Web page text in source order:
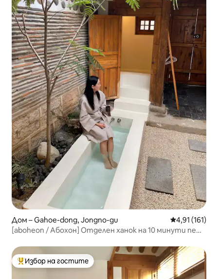
Дом – Gahoe-dong, Jongno-gu Средна
4,91 (161)
[aboheon / Абохон] Отделен ханок на 10 минути пеша
Най-популярен избор на гостите
Избор на гостите